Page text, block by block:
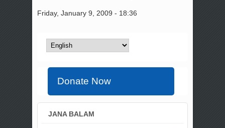
Friday, January 9, 2009 - 18:36
Donate Now
JANA BALAM